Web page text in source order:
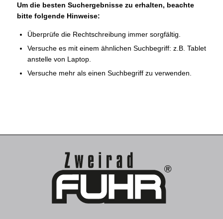
Um die besten Suchergebnisse zu erhalten, beachte
bitte folgende Hinweise:
Überprüfe die Rechtschreibung immer sorgfältig.
Versuche es mit einem ähnlichen Suchbegriff: z.B. Tablet
anstelle von Laptop.
Versuche mehr als einen Suchbegriff zu verwenden.